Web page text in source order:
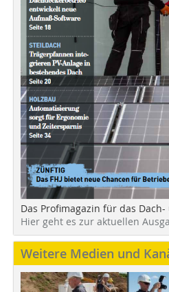
Das Profimagazin für das
Hier geht es zur aktuellen
Weitere Medien und